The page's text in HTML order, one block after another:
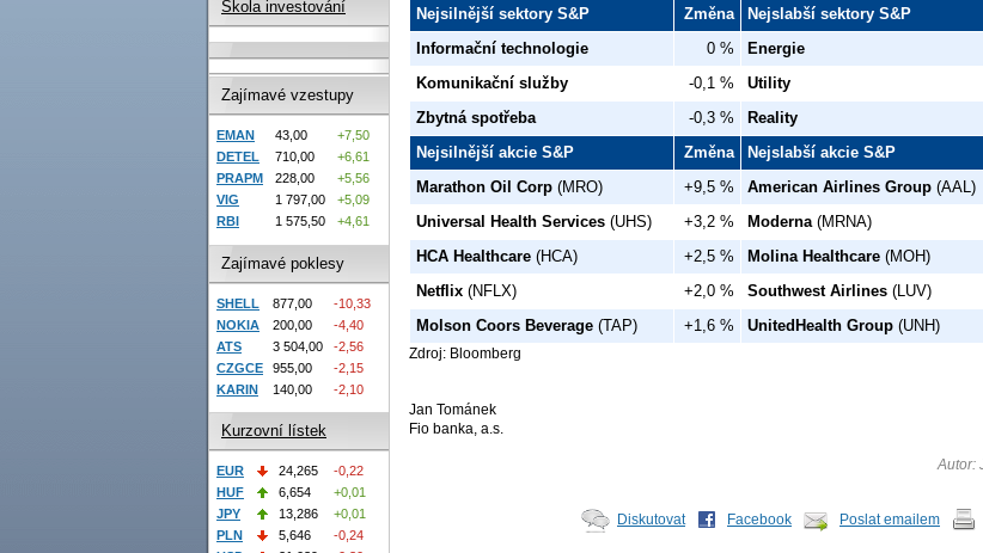
Nejsilnější sektory S&P
Změna Nejslabší sektory S&P
Informační technologie
0 % Energie
Komunikační služby
-0,1 % Utility
Zbytná spotřeba
-0,3 % Reality
Nejsilnější akcie S&P
Změna Nejslabší akcie S&P
Marathon Oil Corp (MRO) +9,5 % American Airlines Group (AAL)
Universal Health Services (UHS) +3,2 % Moderna(MRNA)
HCA Healthcare (HCA) +2,5 % Molina Healthcare (MOH)
Netflix (NFLX) +2,0 % Southwest Airlines (LUV)
Molson Coors Beverage (TAP) +1,6 % UnitedHealth Group (UNH)
Zdroj: Bloomberg
Jan Tománek
Fio banka, a.s.
Autor:
Diskutovat Facebook Poslat emailem
Škola investování
Zajímavé vzestupy
EMAN 43,00
+7,50
DETEL
710,00
+6,61
PRAPM
228,00
+5,56
VIG
1 797,00
+5,09
RBI
1 575,50 +4,61
Zajímavé poklesy
SHELL 877,00
-10,33
NOKIA
200,00
-4,40
ATS
3 504,00
-2,56
CZGCE
955,00
-2,15
KARIN
140,00 -2,10
Kurzovní lístek
EUR 24,265
-0,22
HUF
6,654
+0,01
JPY
13,286
+0,01
PLN
5,646
-0,24